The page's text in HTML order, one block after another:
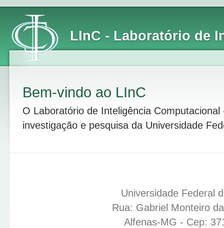
LInC - Laboratório de
Bem-vindo ao LInC
O Laboratório de Inteligência
investigação e pesquisa da Universidade
Universidade Federal
Rua: Gabriel Monteiro
Alfenas-MG - Cep: